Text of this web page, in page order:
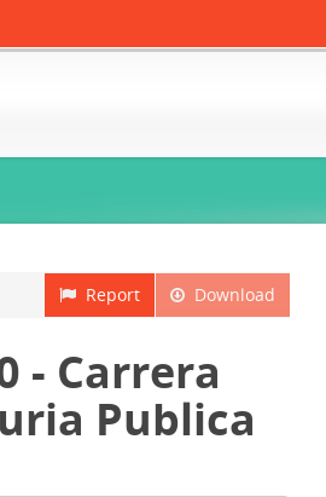
Download
Report
- Carrera
Publica